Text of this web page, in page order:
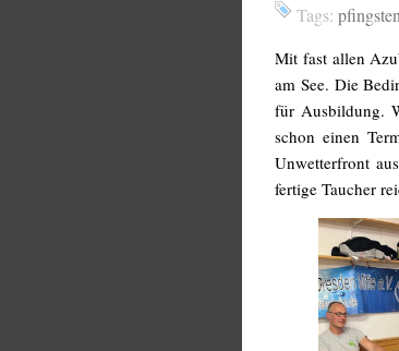
Tags:
Mit fast allen
am See. Die
für Ausbildung.
schon einen
Unwetterfront
fertige Taucher